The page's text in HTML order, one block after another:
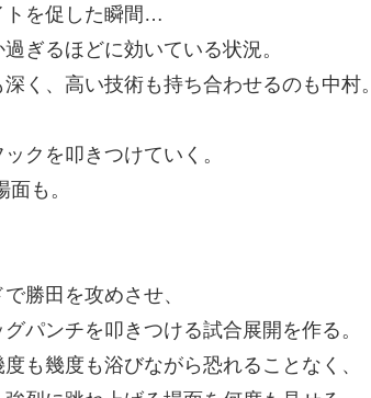
トを促した瞬間…
ぎるほどに効いている状況。
く、高い技術も持ち合わせるのも中村。
クを叩きつけていく。
も。
勝田を攻めさせ、
パンチを叩きつける試合展開を作る。
も幾度も浴びながら恐れることなく、